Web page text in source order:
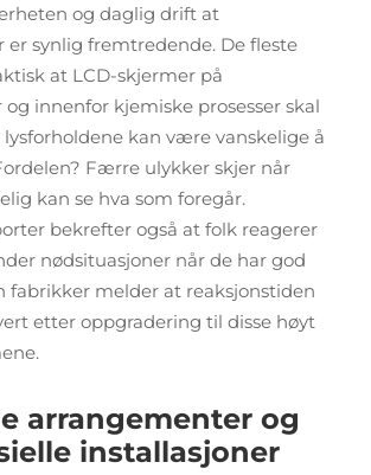
og daglig drift at
er synlig fremtredende. De fleste
at LCD-skjermer på
innenfor kjemiske prosesser skal
kan være vanskelige å
Færre ulykker skjer når
kan se hva som foregår.
bekrefter også at folk reagerer
nødsituasjoner når de har god
fabrikker melder at reaksjonstiden
etter oppgradering til disse høyt
arrangementer og
installasjoner